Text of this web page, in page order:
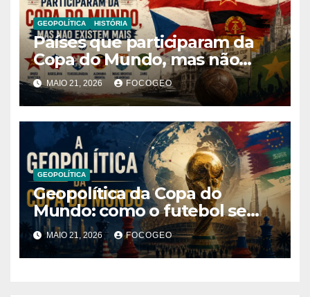
GEOPOLÍTICA HISTÓRIA
Países que participaram da
Copa do Mundo, mas não
existem mais: história,
geopolítica e transformações
territoriais
MAIO 21, 2026 FOCOGEO
GEOPOLÍTICA
Geopolítica da Copa do
Mundo: como o futebol se
tornou instrumento de
poder, influência e disputa
internacional
MAIO 21, 2026 FOCOGEO